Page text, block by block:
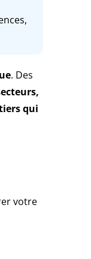
. Des
qui
votre